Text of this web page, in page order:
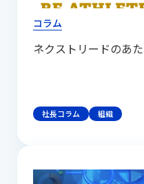
コラム
ネクストリードのあ
社長コラム 組織